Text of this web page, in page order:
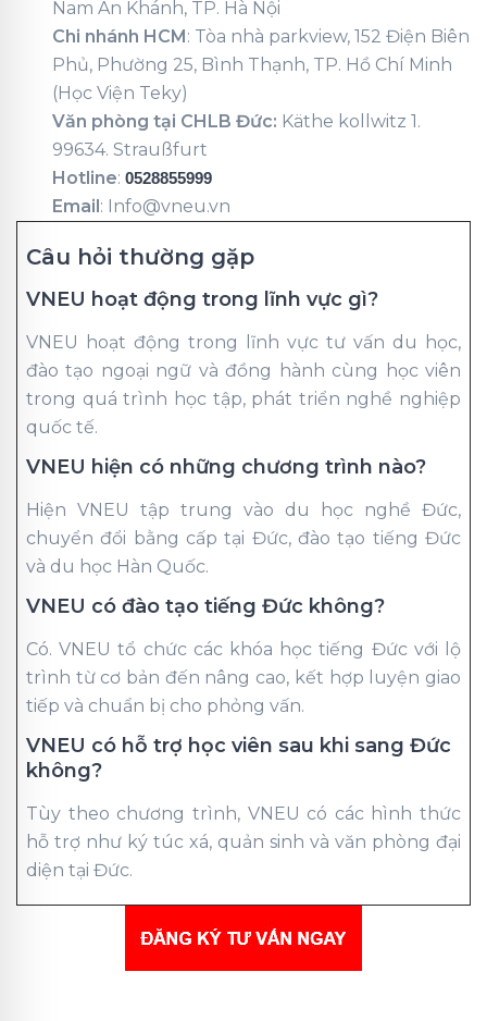
Nam An Khánh, TP. Hà Nội
Chi nhánh HCM: Tòa nhà parkview, 152 Điện Biên
Phủ, Phường 25, Bình Thạnh, TP. Hồ Chí Minh
(Học Viện Teky)
Văn phòng tại CHLB Đức: Käthe kollwitz 1.
99634. Straußfurt
Hotline: 0528855999
Email: Info@vneu.vn
Câu hỏi thường gặp
VNEU hoạt động trong lĩnh vực gì?
VNEU hoạt động trong lĩnh vực tư vấn du học,
đào tạo ngoại ngữ và đồng hành cùng học viên
trong quá trình học tập, phát triển nghề nghiệp
quốc tế.
VNEU hiện có những chương trình nào?
Hiện VNEU tập trung vào du học nghề Đức,
chuyển đổi bằng cấp tại Đức, đào tạo tiếng Đức
và du học Hàn Quốc.
VNEU có đào tạo tiếng Đức không?
Có. VNEU tổ chức các khóa học tiếng Đức với lộ
trình từ cơ bản đến nâng cao, kết hợp luyện giao
tiếp và chuẩn bị cho phỏng vấn.
VNEU có hỗ trợ học viên sau khi sang Đức
không?
Tùy theo chương trình, VNEU có các hình thức
hỗ trợ như ký túc xá, quản sinh và văn phòng đại
diện tại Đức.